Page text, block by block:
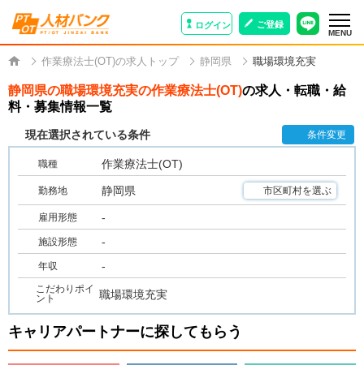
ログイン ご登録
MENU
作業療法士(OT)の求人トップ 静岡県 職場環境充実
静岡県の職場環境充実の作業療法士(OT)の求人・転職・給
料・募集情報一覧
現在選択されている条件 条件変更
職種 作業療法士(OT)
勤務地 静岡県 市区町村を選ぶ
雇用形態 -
施設形態 -
年収 -
こだわりポイ
ント
職場環境充実
キャリアパートナーに探してもらう